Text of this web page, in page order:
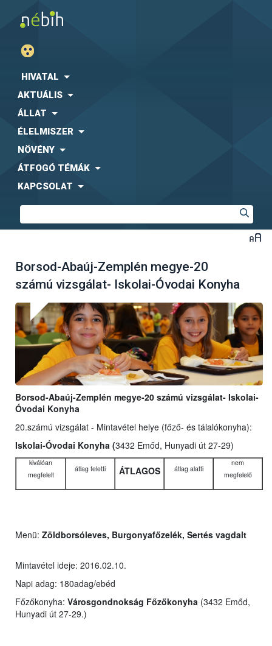
HIVATAL
AKTUÁLIS
ÁLLAT
ÉLELMISZER
NÖVÉNY
ÁTFOGÓ TÉMÁK
KAPCSOLAT
Borsod-Abaúj-Zemplén megye-20
számú vizsgálat- Iskolai-Óvodai Konyha
Borsod-Abaúj-Zemplén megye-20 számú vizsgálat- Iskolai-
Óvodai Konyha
20.számú vizsgálat - Mintavétel helye (főző- és tálalókonyha):
Iskolai-Óvodai Konyha (3432 Emőd, Hunyadi út 27-29)
kiválóan
megfelelt
átlag feletti ÁTLAGOS átlag alatti
nem
megfelelő
Menü: Zöldborsóleves, Burgonyafőzelék, Sertés vagdalt
Mintavétel ideje: 2016.02.10.
Napi adag: 180adag/ebéd
Főzőkonyha: Városgondnokság Főzőkonyha (3432 Emőd,
Hunyadi út 27-29.)